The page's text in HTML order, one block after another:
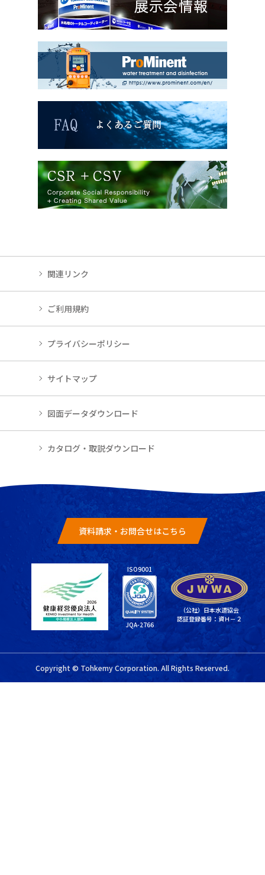
資料請求・お問合せはこちら
ISO9001
JQA-2766
（公社）日本水道協会
認証登録番号：資Ｈ－２
関連リンク
ご利用規約
プライバシーポリシー
サイトマップ
図面データダウンロード
カタログ・取説ダウンロード
Copyright © Tohkemy Corporation. All Rights Reserved.